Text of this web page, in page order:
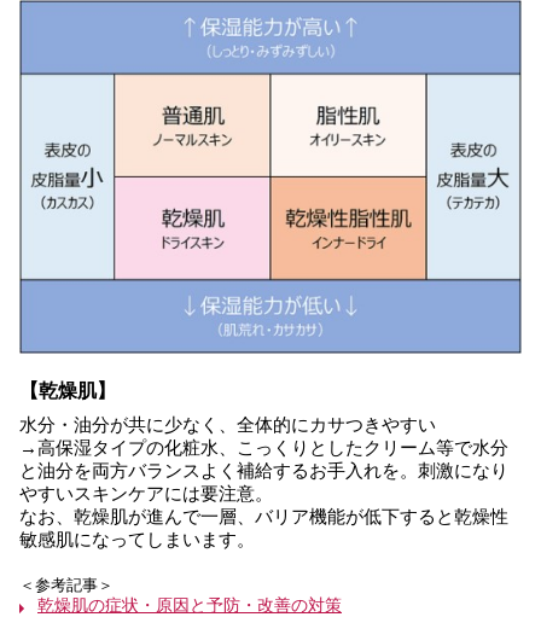
【乾燥肌】
水分・油分が共に少なく、全体的にカサつきやすい
→高保湿タイプの化粧水、こっくりとしたクリーム等で水分
と油分を両方バランスよく補給するお手入れを。刺激になり
やすいスキンケアには要注意。
なお、乾燥肌が進んで一層、バリア機能が低下すると乾燥性
敏感肌になってしまいます。
＜参考記事＞
乾燥肌の症状・原因と予防・改善の対策